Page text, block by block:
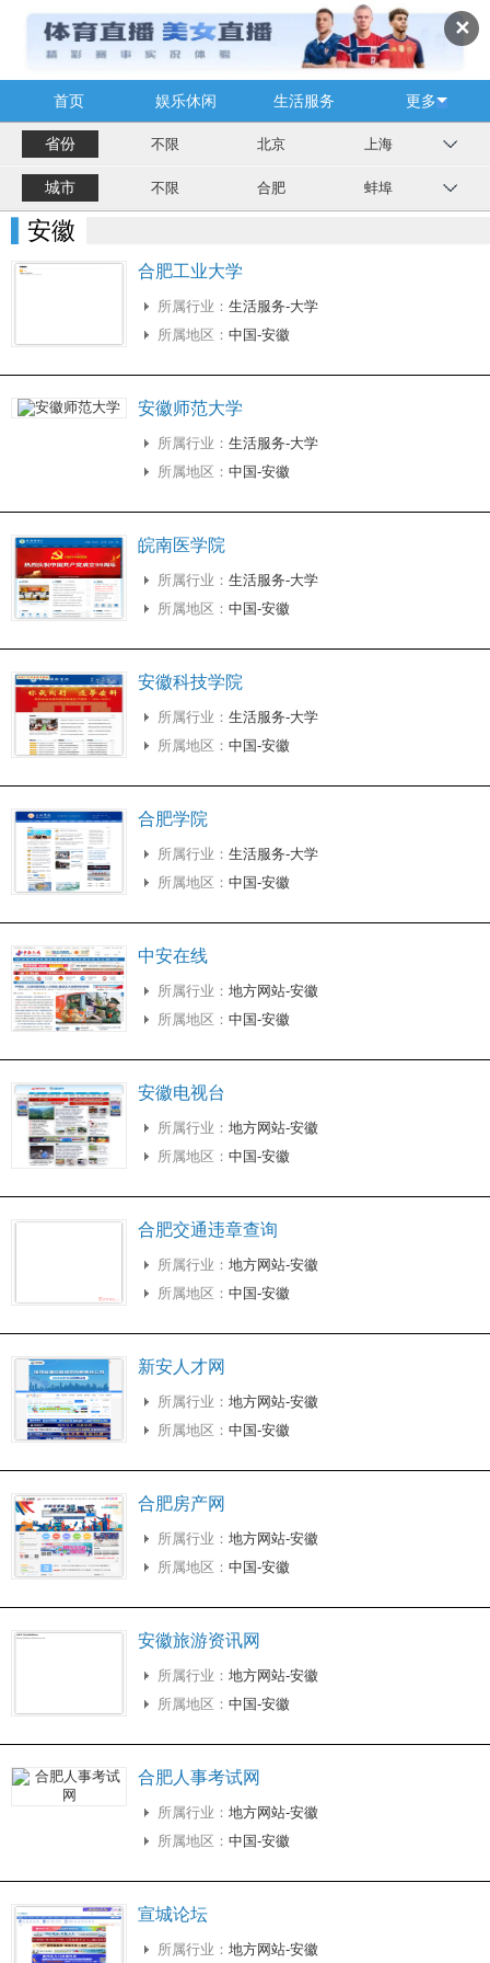
✕
首页 娱乐休闲 生活服务 更多
省份 不限 北京 上海
城市 不限 合肥 蚌埠
安徽
合肥工业大学
所属行业： 生活服务-大学
所属地区： 中国-安徽
安徽师范大学
所属行业： 生活服务-大学
所属地区： 中国-安徽
皖南医学院
所属行业： 生活服务-大学
所属地区： 中国-安徽
安徽科技学院
所属行业： 生活服务-大学
所属地区： 中国-安徽
合肥学院
所属行业： 生活服务-大学
所属地区： 中国-安徽
中安在线
所属行业： 地方网站-安徽
所属地区： 中国-安徽
安徽电视台
所属行业： 地方网站-安徽
所属地区： 中国-安徽
合肥交通违章查询
所属行业： 地方网站-安徽
所属地区： 中国-安徽
新安人才网
所属行业： 地方网站-安徽
所属地区： 中国-安徽
合肥房产网
所属行业： 地方网站-安徽
所属地区： 中国-安徽
安徽旅游资讯网
所属行业： 地方网站-安徽
所属地区： 中国-安徽
合肥人事考试网
所属行业： 地方网站-安徽
所属地区： 中国-安徽
宣城论坛
所属行业： 地方网站-安徽